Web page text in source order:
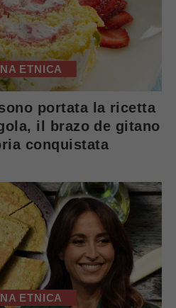
ETNICA
portata la ricetta
il brazo de gitano
conquistata
ETNICA